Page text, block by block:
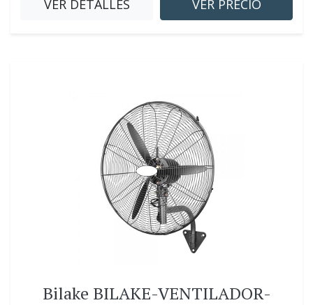
VER DETALLES VER PRECIO
Bilake BILAKE-VENTILADOR-